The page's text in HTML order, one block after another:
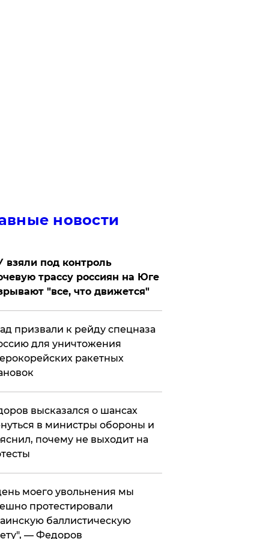
новости
взяли под контроль
трассу россиян на Юге
"все, что движется"
призвали к рейду спецназа
для уничтожения
ракетных
высказался о шансах
в министры обороны и
почему не выходит на
моего увольнения мы
протестировали
баллистическую
— Федоров